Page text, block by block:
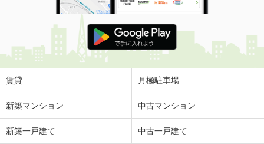
賃貸 月極駐車場
新築マンション 中古マンション
新築一戸建て 中古一戸建て